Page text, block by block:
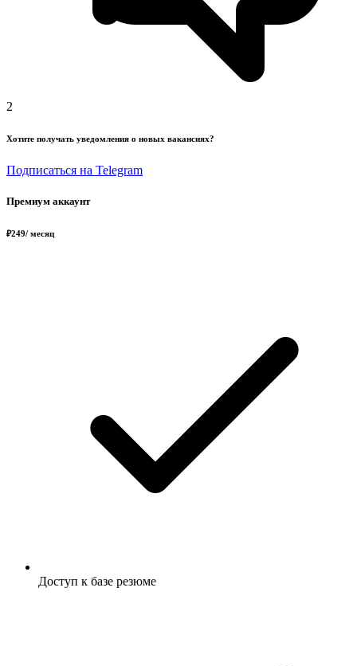
2
Хотите получать уведомления о новых вакансиях?
Подписаться на Telegram
Премиум аккаунт
₽249/ месяц
Доступ к базе резюме